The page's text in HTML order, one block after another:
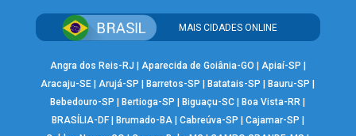
MAIS CIDADES ONLINE
Angra dos Reis-RJ Aparecida de Goiânia-GO Apiaí-SP
Aracaju-SE |Arujá-SP Barretos-SP Batatais-SP Bauru-SP
Bebedouro-SP
Bertioga-SP Biguaçu-SC Boa Vista-RR
BRASÍLIA-DF| Brumado-BA| Cabreúva-SP Cajamar-SP